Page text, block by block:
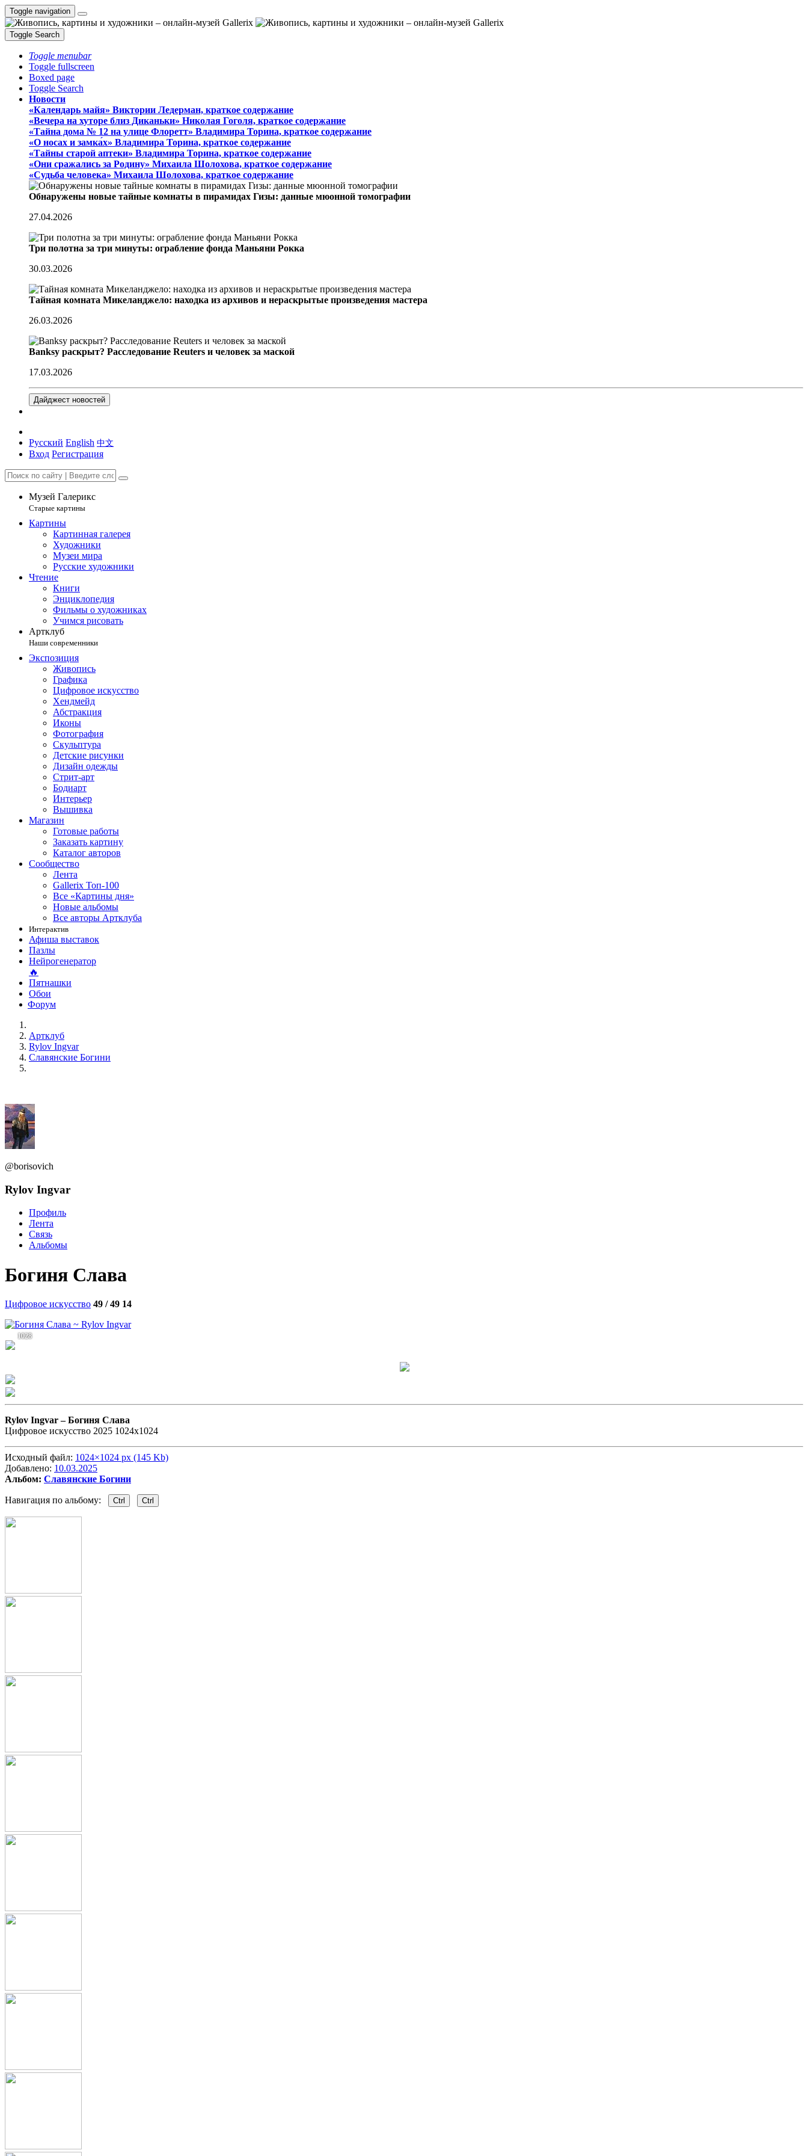
Toggle navigation
Toggle Search
Toggle menubar
Toggle fullscreen
Boxed page
Toggle Search
Новости
«Календарь майя» Виктории Ледерман, краткое содержание
«Вечера на хуторе близ Диканьки» Николая Гоголя, краткое содержание
«Тайна дома № 12 на улице Флоретт» Владимира Торина, краткое содержание
«О носах и замка́х» Владимира Торина, краткое содержание
«Тайны старой аптеки» Владимира Торина, краткое содержание
«Они сражались за Родину» Михаила Шолохова, краткое содержание
«Судьба человека» Михаила Шолохова, краткое содержание
Обнаружены новые тайные комнаты в пирамидах Гизы: данные мюонной томографии
27.04.2026
Три полотна за три минуты: ограбление фонда Маньяни Рокка
30.03.2026
Тайная комната Микеланджело: находка из архивов и нераскрытые произведения мастера
26.03.2026
Banksy раскрыт? Расследование Reuters и человек за маской
17.03.2026
Дайджест новостей
Русский English 中文
Вход Регистрация
Музей Галерикс
Старые картины
Картины
Картинная галерея
Художники
Музеи мира
Русские художники
Чтение
Книги
Энциклопедия
Фильмы о художниках
Учимся рисовать
Артклуб
Наши современники
Экспозиция
Живопись
Графика
Цифровое искусство
Хендмейд
Абстракция
Иконы
Фотография
Скульптура
Детские рисунки
Дизайн одежды
Стрит-арт
Бодиарт
Интерьер
Вышивка
Магазин
Готовые работы
Заказать картину
Каталог авторов
Сообщество
Лента
Gallerix Топ-100
Все «Картины дня»
Новые альбомы
Все авторы Артклуба
Интерактив
Афиша выставок
Пазлы
Нейрогенератор
🔥
Пятнашки
Обои
Форум
Артклуб
Rylov Ingvar
Славянские Богини
@borisovich
Rylov Ingvar
Профиль
Лента
Связь
Альбомы
Богиня Слава
Цифровое искусство 49 / 49 14
1028
Rylov Ingvar –Богиня Слава
Цифровое искусство 2025 1024х1024
Исходный файл: 1024×1024 px (145 Kb)
Добавлено: 10.03.2025
Альбом: Славянские Богини
Навигация по альбому: Ctrl Ctrl